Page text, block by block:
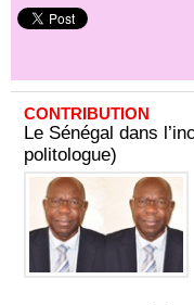
CONTRIBUTION
Le Sénégal dans
politologue)